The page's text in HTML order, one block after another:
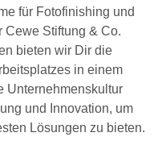
für Fotofinishing und
Cewe Stiftung & Co.
bieten wir Dir die
in einem
Unternehmenskultur
und Innovation, um
Lösungen zu bieten.